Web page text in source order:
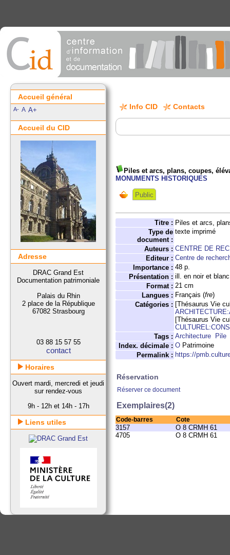
Info CID Contacts
Piles et arcs, plans, coupes,
MONUMENTS HISTORIQUES
Public
Titre : Piles et arcs,
Type de
document :
texte imprimé
Auteurs : CENTRE DE
Editeur : Centre de
Importance : 48 p.
Présentation : ill. en noir et blanc
Format : 21 cm
Langues : Français (fre)
Catégories : [Thésaurus Vie
[Thésaurus Vie
Tags : Architecture
Pile
Index. décimale : O Patrimoine
Permalink : https://
Réservation
Réserver ce document
Exemplaires(2)
Code-barres Cote
3157
O 8 CRMH 61
4705
O 8 CRMH 61
Accueil général
A- A A+
Accueil du CID
Adresse
DRAC Grand Est
Documentation patrimoniale
Palais du Rhin
2 place de la République
67082 Strasbourg
03 88 15 57 55
contact
Horaires
Ouvert mardi, mercredi et jeudi
sur rendez-vous
9h - 12h et 14h - 17h
Liens utiles